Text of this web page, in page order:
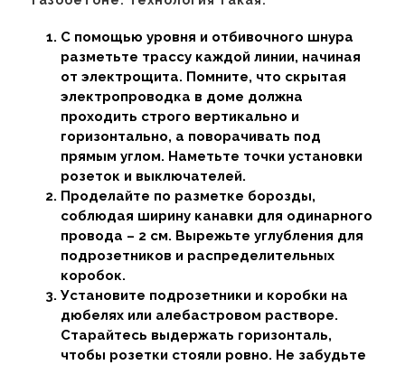
С помощью уровня и отбивочного шнура
разметьте трассу каждой линии, начиная
от электрощита. Помните, что скрытая
электропроводка в доме должна
проходить строго вертикально и
горизонтально, а поворачивать под
прямым углом. Наметьте точки установки
розеток и выключателей.
Проделайте по разметке борозды,
соблюдая ширину канавки для одинарного
провода – 2 см. Вырежьте углубления для
подрозетников и распределительных
коробок.
Установите подрозетники и коробки на
дюбелях или алебастровом растворе.
Старайтесь выдержать горизонталь,
чтобы розетки стояли ровно. Не забудьте